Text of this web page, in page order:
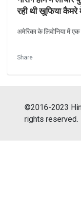
रही थी खुफिया
अमेरिका के लिवोनिया में एक
Share
©2016-2023
rights reserved.